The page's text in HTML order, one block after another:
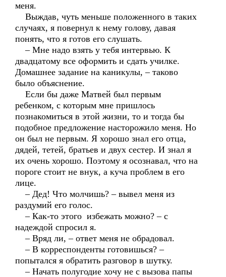
меня.
Выждав, чуть меньше положенного в таких
случаях, я повернул к нему голову, давая
понять, что я готов его слушать.
– Мне надо взять у тебя интервью. К
двадцатому все оформить и сдать училке.
Домашнее задание на каникулы, – таково
было объяснение.
Если бы даже Матвей был первым
ребенком, с которым мне пришлось
познакомиться в этой жизни, то и тогда бы
подобное предложение насторожило меня. Но
он был не первым. Я хорошо знал его отца,
дядей, тетей, братьев и двух сестер. И знал я
их очень хорошо. Поэтому я осознавал, что на
пороге стоит не внук, а куча проблем в его
лице.
– Дед! Что молчишь? – вывел меня из
раздумий его голос.
– Как-то этого избежать можно? – с
надеждой спросил я.
– Вряд ли, – ответ меня не обрадовал.
– В корреспонденты готовишься? –
попытался я обратить разговор в шутку.
– Начать полугодие хочу не с вызова папы